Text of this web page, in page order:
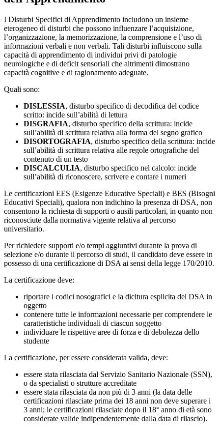
I Disturbi Specifici di Apprendimento includono un insieme
eterogeneo di disturbi che possono influenzare l’acquisizione,
l’organizzazione, la memorizzazione, la comprensione e l’uso di
informazioni verbali e non verbali. Tali disturbi influiscono sulla
capacità di apprendimento di individui privi di patologie
neurologiche e di deficit sensoriali che altrimenti dimostrano
capacità cognitive e di ragionamento adeguate.
Quali sono:
DISLESSIA, disturbo specifico di decodifica del codice
scritto: incide sull’abilità di lettura
DISGRAFIA, disturbo specifico della scrittura: incide
sull’abilità di scrittura relativa alla forma del segno grafico
DISORTOGRAFIA, disturbo specifico della scrittura: incide
sull’abilità di scrittura relativa alle regole ortografiche del
contenuto di un testo
DISCALCULIA, disturbo specifico nel calcolo: incide
sull’abilità di riconoscere, scrivere e contare i numeri
Le certificazioni EES (Esigenze Educative Speciali) e BES (Bisogni
Educativi Speciali), qualora non indichino la presenza di DSA, non
consentono la richiesta di supporti o ausili particolari, in quanto non
riconosciute dalla normativa vigente relativa al percorso
universitario.
Per richiedere supporti e/o tempi aggiuntivi durante la prova di
selezione e/o durante il percorso di studi, il candidato deve essere in
possesso di una certificazione di DSA ai sensi della legge 170/2010.
La certificazione deve:
riportare i codici nosografici e la dicitura esplicita del DSA in
oggetto
contenere tutte le informazioni necessarie per comprendere le
caratteristiche individuali di ciascun soggetto
individuare le rispettive aree di forza e di debolezza dello
studente
La certificazione, per essere considerata valida, deve:
essere stata rilasciata dal Servizio Sanitario Nazionale (SSN),
o da specialisti o strutture accreditate
essere stata rilasciata da non più di 3 anni (la data delle
certificazioni rilasciate prima dei 18 anni non deve superare i
3 anni; le certificazioni rilasciate dopo il 18° anno di età sono
considerate valide indipendentemente dalla data di rilascio).